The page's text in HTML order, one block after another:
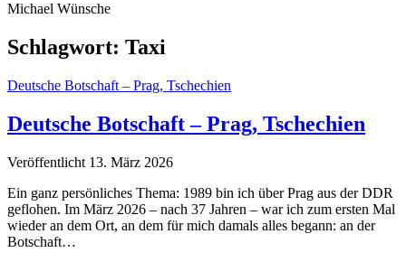
Michael Wünsche
Schlagwort: Taxi
Deutsche Botschaft – Prag, Tschechien
Deutsche Botschaft – Prag, Tschechien
Veröffentlicht 13. März 2026
Ein ganz persönliches Thema: 1989 bin ich über Prag aus der DDR
geflohen. Im März 2026 – nach 37 Jahren – war ich zum ersten Mal
wieder an dem Ort, an dem für mich damals alles begann: an der
Botschaft…